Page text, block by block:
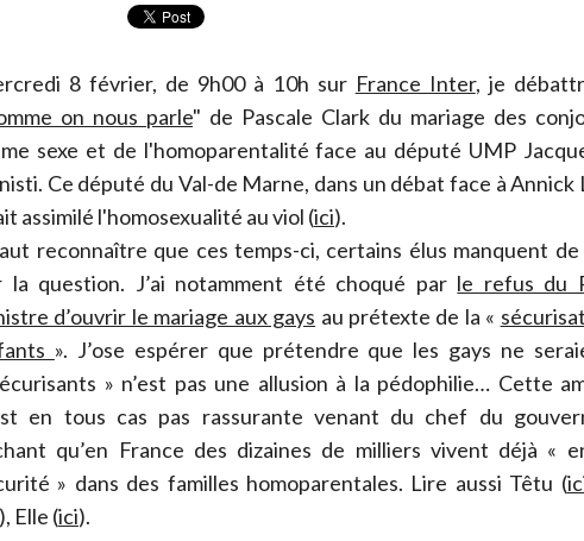
8 février, de 9h00 à 10h sur France Inter, je
on nous parle" de Pascale Clark du mariage des
sexe et de l'homoparentalité face au député UMP
Ce député du Val-de Marne, dans un débat face à Annick
assimilé l'homosexualité au viol (ici).
reconnaître que ces temps-ci, certains élus manquent de
la question. J’ai notamment été choqué par le refus du
d’ouvrir le mariage aux gays au prétexte de la «
». J’ose espérer que prétendre que les gays ne
» n’est pas une allusion à la pédophilie… Cette
en tous cas pas rassurante venant du chef du
qu’en France des dizaines de milliers vivent déjà «
» dans des familles homoparentales. Lire aussi Têtu (
), Elle (ici).